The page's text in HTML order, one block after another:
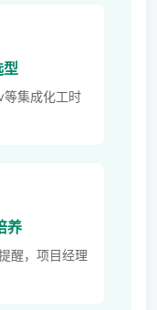
型
等集成化工时
养
醒，项目经理